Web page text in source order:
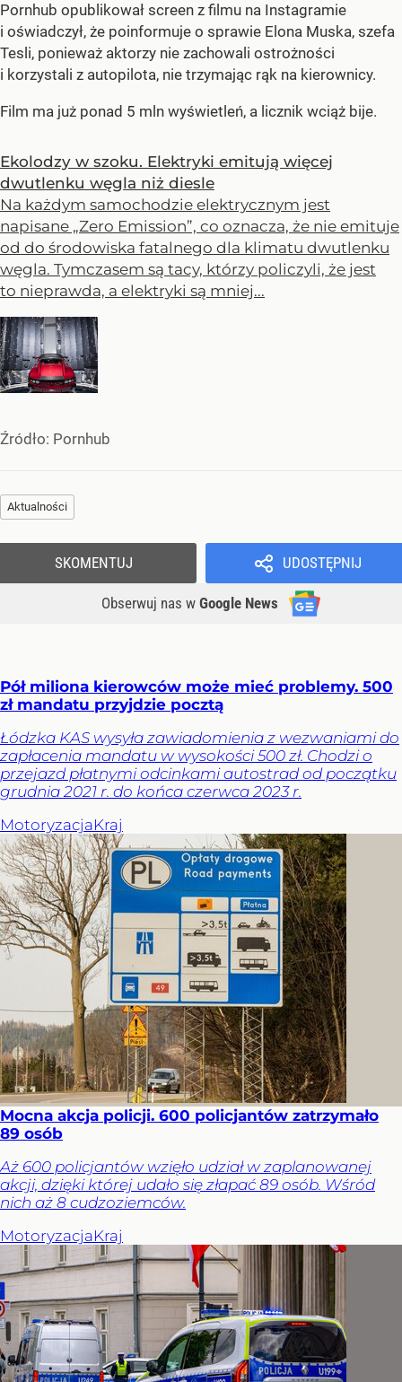
Pornhub opublikował screen z filmu na Instagramie
i oświadczył, że poinformuje o sprawie Elona Muska, szefa
Tesli, ponieważ aktorzy nie zachowali ostrożności
i korzystali z autopilota, nie trzymając rąk na kierownicy.
Film ma już ponad 5 mln wyświetleń, a licznik wciąż bije.
Ekolodzy w szoku. Elektryki emitują więcej
dwutlenku węgla niż diesle
Na każdym samochodzie elektrycznym jest
napisane „Zero Emission”, co oznacza, że nie emituje
od do środowiska fatalnego dla klimatu dwutlenku
węgla. Tymczasem są tacy, którzy policzyli, że jest
to nieprawda, a elektryki są mniej...
Źródło: Pornhub
Aktualności
UDOSTĘPNIJ
Obserwuj nas w Google News
SKOMENTUJ
Pół miliona kierowców może mieć problemy. 500
zł mandatu przyjdzie pocztą
Łódzka KAS wysyła zawiadomienia z wezwaniami do
zapłacenia mandatu w wysokości 500 zł. Chodzi o
przejazd płatnymi odcinkami autostrad od początku
grudnia 2021 r. do końca czerwca 2023 r.
MotoryzacjaKraj
Mocna akcja policji. 600 policjantów zatrzymało
89 osób
Aż 600 policjantów wzięło udział w zaplanowanej
akcji, dzięki której udało się złapać 89 osób. Wśród
nich aż 8 cudzoziemców.
MotoryzacjaKraj